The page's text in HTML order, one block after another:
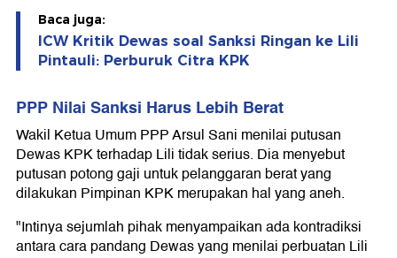
Baca juga:
ICW Kritik Dewas soal Sanksi Ringan ke Lili
Pintauli: Perburuk Citra KPK
PPP Nilai Sanksi Harus Lebih Berat
Wakil Ketua Umum PPP Arsul Sani menilai putusan
Dewas KPK terhadap Lili tidak serius. Dia menyebut
putusan potong gaji untuk pelanggaran berat yang
dilakukan Pimpinan KPK merupakan hal yang aneh.
"Intinya sejumlah pihak menyampaikan ada kontradiksi
antara cara pandang Dewas yang menilai perbuatan Lili